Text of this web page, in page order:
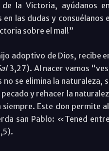
de la Victoria, ayúdanos
las dudas y consuélanos
sobre el mal!”
adoptivo de Dios, recibe
3,27). Al nacer vamos
se elimina la
y rehacer la
siempre. Este don permite
san Pablo: «Tened